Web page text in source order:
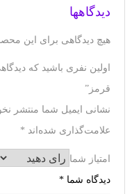
دیدگاهها
هیچ دیدگاهی برای این
اولین نفری باشید که
قرمز”
نشانی ایمیل شما منتشر
علامت‌گذاری شده‌اند *
امتیاز شما
دیدگاه شما *